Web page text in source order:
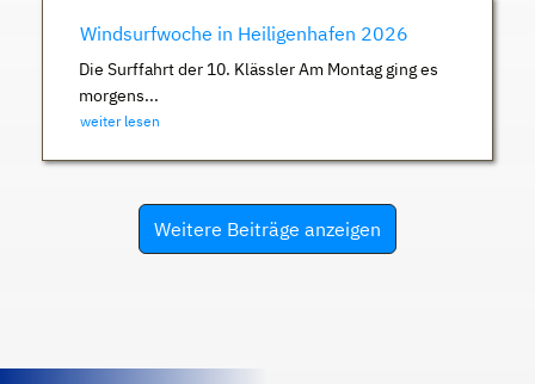
Windsurfwoche in Heiligenhafen 2026
Die Surffahrt der 10. Klässler Am Montag ging es
morgens...
weiter lesen
Weitere Beiträge anzeigen